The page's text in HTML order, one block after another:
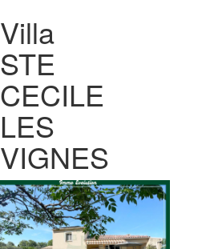
Villa
STE
CECILE
LES
VIGNES